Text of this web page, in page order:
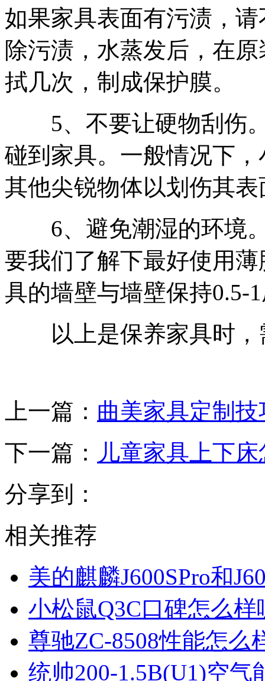
如果家具表面有污渍，
除污渍，水蒸发后，在
拭几次，制成保护膜。
5、不要让硬物刮伤。
碰到家具。一般情况下
其他尖锐物体以划伤其表
6、避免潮湿的环境。
要我们了解下最好使用
具的墙壁与墙壁保持0.5-
以上是保养家具时，
上一篇： 曲美家具定制
下一篇： 儿童家具上下
分享到：
相关推荐
美的麒麟J600SPro和
小松鼠Q3C口碑怎么
尊驰ZC-8508性能怎么
统帅200-1.5B(U1)空